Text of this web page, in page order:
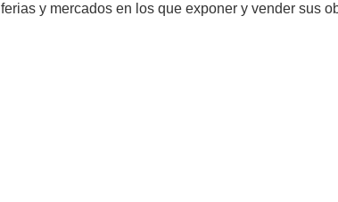
ferias y mercados en los que exponer y vender sus